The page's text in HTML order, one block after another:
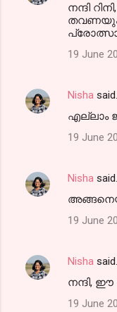
നന്ദി
തവണയും
19 June
Nisha said…
എല്ലാം
19 June
Nisha said…
19 June
Nisha said…
നന്ദി, ഈ
19 June